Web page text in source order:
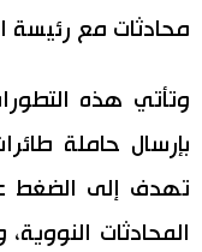
ثقافة
لايف ستايل
طوكيو
إعلان
محادثات مع رئيسة
وتأتي هذه
بإرسال حاملة
تهدف إلى الضغط
المحادثات